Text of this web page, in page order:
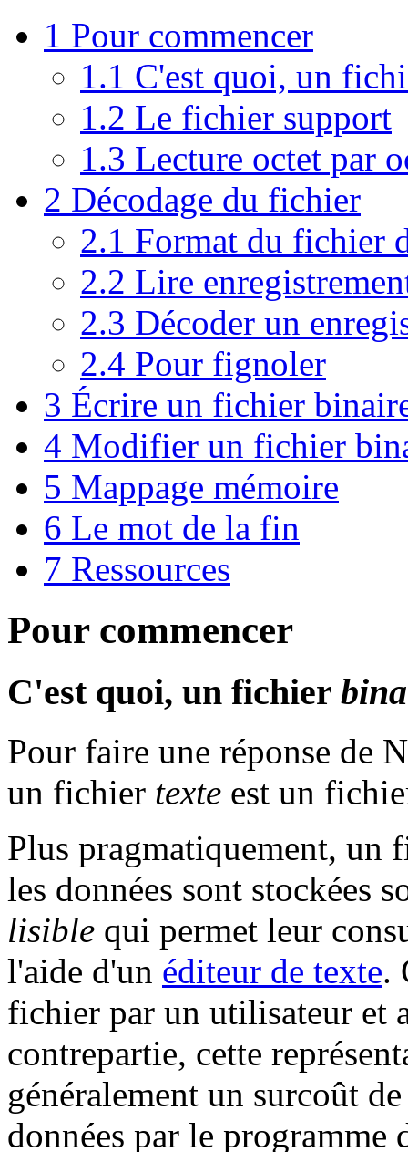
1 Pour commencer
1.1 C'est quoi, un
1.2 Le fichier support
1.3 Lecture octet par
2 Décodage du fichier
2.1 Format du fichier
2.2 Lire
2.3 Décoder un
2.4 Pour fignoler
3 Écrire un fichier
4 Modifier un fichier
5 Mappage mémoire
6 Le mot de la fin
7 Ressources
Pour commencer
C'est quoi, un fichier
Pour faire une réponse de
un fichier texte est un
Plus pragmatiquement, un
les données sont stockées
lisible qui permet leur
l'aide d'un éditeur de texte.
fichier par un utilisateur et
contrepartie, cette
généralement un surcoût
données par le programme